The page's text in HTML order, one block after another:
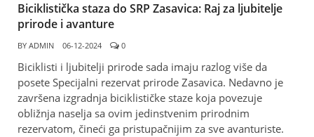
Biciklistička staza do SRP Zasavica: Raj za ljubitelje
prirode i avanture
BY ADMIN 06-12-2024 0
Biciklisti i ljubitelji prirode sada imaju razlog više da
posete Specijalni rezervat prirode Zasavica. Nedavno je
završena izgradnja biciklističke staze koja povezuje
obližnja naselja sa ovim jedinstvenim prirodnim
rezervatom, čineći ga pristupačnijim za sve avanturiste.